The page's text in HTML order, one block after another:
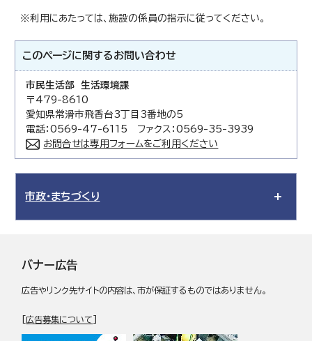
※利用にあたっては、施設の係員の指示に従ってください。
このページに関する お問い合わせ
市民生活部 生活環境課
〒479-8610
愛知県常滑市飛香台3丁目3番地の5
電話：0569-47-6115 ファクス：0569-35-3939
お問合せは専用フォームをご利用ください
市政・まちづくり
バナー広告
広告やリンク先サイトの内容は、市が保証するものではありません。
[広告募集について